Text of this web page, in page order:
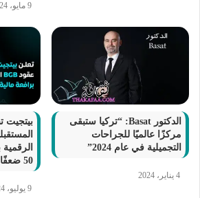
9 مايو، 2024
الدكتور Basat: “تركيا ستبقى
مركزًا عالميًا للجراحات
التجميلية في عام 2024”
4 يناير، 2024
بيتجيت
50 ضعفًا
9 يوليو، 2024